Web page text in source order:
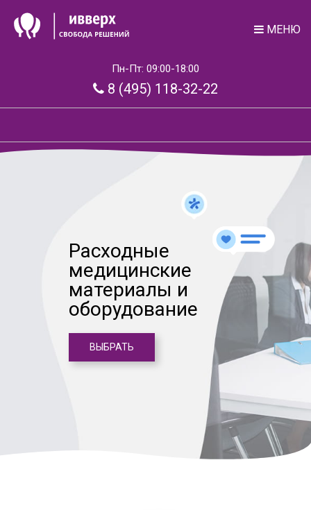
МЕНЮ
Пн-Пт: 09:00-18:00
8 (495) 118-32-22
Расходные
медицинские
материалы и
оборудование
ВЫБРАТЬ